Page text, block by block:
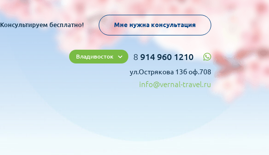
Консультируем бесплатно! Мне нужна консультация
Владивосток 8 914 960 1210
ул.Острякова 13б оф.708
info@vernal-travel.ru